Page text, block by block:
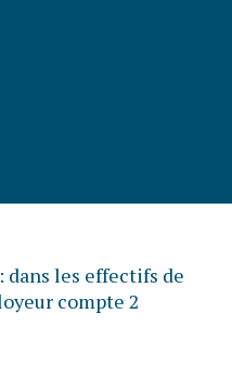
les effectifs de
compte 2